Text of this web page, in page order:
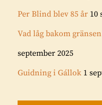
Per Blind blev 85 år 10
Vad låg bakom
september 2025
Guidning i Gállok 1